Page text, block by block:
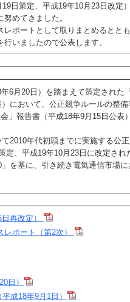
日策定、平成19年10月23日改定
めてきました。
ポートとして取りまとめるとと
いましたので公表します。
6月20日）を踏まえて策定された
において、公正競争ルールの整備
」報告書（平成18年9月15日公表
2010年代初頭までに実施する公
、平成19年10月23日に改定され
を基に、引き続き電気通信市場に
再改定）
ポート（第2次）
日）
成18年9月1日）